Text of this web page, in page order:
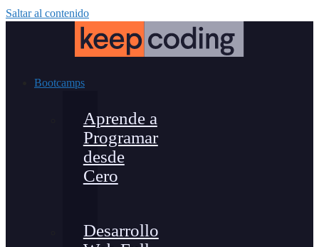
Saltar al contenido
Bootcamps
Aprende a
Programar
desde
Cero
Desarrollo